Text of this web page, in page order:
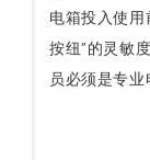
电箱投入使
按纽”的灵敏
员必须是专业